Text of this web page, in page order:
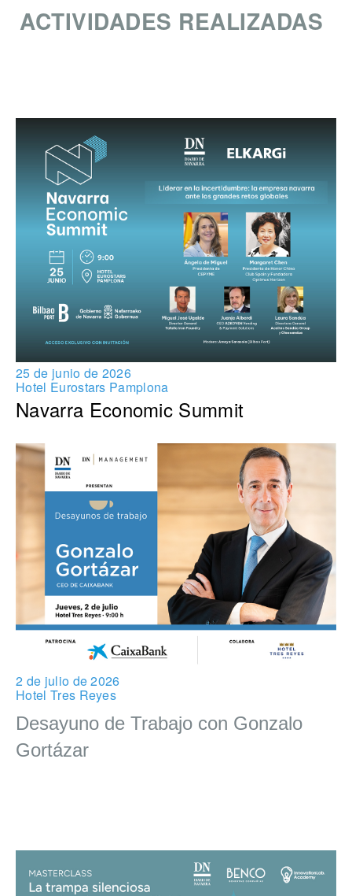
ACTIVIDADES REALIZADAS
25 de junio de 2026
Hotel Eurostars Pamplona
Navarra Economic Summit
2 de julio de 2026
Hotel Tres Reyes
Desayuno de Trabajo con Gonzalo
Gortázar